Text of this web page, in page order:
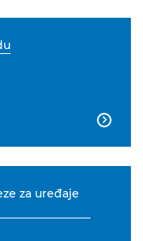

za uređaje